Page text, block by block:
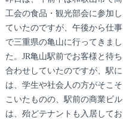
工会の食品・観光部会に参加し
ていたのですが、午後から仕事
で三重県の亀山に行ってきまし
た。JR亀山駅前でお客様と待ち
合わせしていたのですが、駅に
は、学生や社会人の方がそこそ
こいたものの、駅前の商業ビル
は、殆どテナントも入居してお